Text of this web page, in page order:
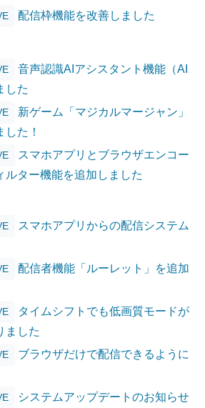
配信枠機能を改善しました
音声認識AIアシスタント機能（AI
した
新ゲーム「マジカルマージャン」
た！
スマホアプリとブラウザエンコー
ルター機能を追加しました
スマホアプリからの配信システム
配信者機能「ルーレット」を追加
タイムシフトでも低画質モードが
ました
ブラウザだけで配信できるように
システムアップデートのお知らせ